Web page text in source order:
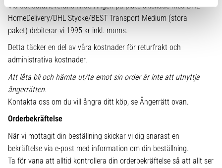
Vid outlösta/leveranshinder/ingen på plats skickade med DHL
HomeDelivery/DHL Stycke/BEST Transport Medium (stora
paket) debiterar vi 1995 kr inkl. moms.
Detta täcker en del av våra kostnader för returfrakt och
administrativa kostnader.
Att låta bli och hämta ut/ta emot sin order är inte att utnyttja
ångerrätten.
Kontakta oss om du vill ångra ditt köp, se Ångerrätt ovan.
Orderbekräftelse
När vi mottagit din beställning skickar vi dig snarast en
bekräftelse via e-post med information om din beställning.
Ta för vana att alltid kontrollera din orderbekräftelse så att allt ser